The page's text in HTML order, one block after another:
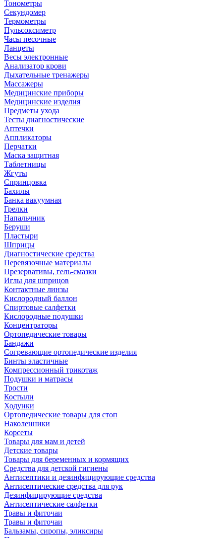
Тонометры
Секундомер
Термометры
Пульсоксиметр
Часы песочные
Ланцеты
Весы электронные
Анализатор крови
Дыхательные тренажеры
Массажеры
Медицинские приборы
Медицинские изделия
Предметы ухода
Тесты диагностические
Аптечки
Аппликаторы
Перчатки
Маска защитная
Таблетницы
Жгуты
Спринцовка
Бахилы
Банка вакуумная
Грелки
Напальчник
Беруши
Пластыри
Шприцы
Диагностические средства
Перевязочные материалы
Презервативы, гель-смазки
Иглы для шприцов
Контактные линзы
Кислородный баллон
Спиртовые салфетки
Кислородные подушки
Концентраторы
Ортопедические товары
Бандажи
Согревающие ортопедические изделия
Бинты эластичные
Компрессионный трикотаж
Подушки и матрасы
Трости
Костыли
Ходунки
Ортопедические товары для стоп
Наколенники
Корсеты
Товары для мам и детей
Детские товары
Товары для беременных и кормящих
Средства для детской гигиены
Антисептики и дезинфицирующие средства
Антисептические средства для рук
Дезинфицирующие средства
Антисептические салфетки
Травы и фиточаи
Травы и фиточаи
Бальзамы, сиропы, эликсиры